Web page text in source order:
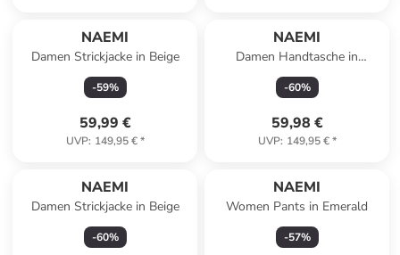
NAEMI
Damen Strickjacke in Beige
-59%
59,99 €
UVP: 149,95 €*
NAEMI
Damen Handtasche in
Schwarz
-60%
59,98 €
UVP: 149,95 €*
NAEMI
Damen Strickjacke in Beige
-60%
NAEMI
Women Pants in Emerald
-57%